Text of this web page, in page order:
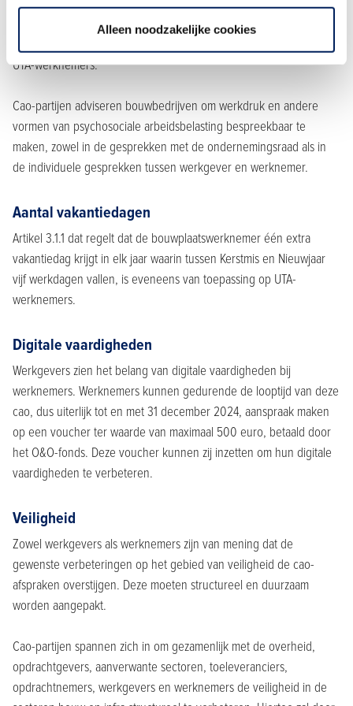
Alleen noodzakelijke cookies
UTA-werknemers.
Cao-partijen adviseren bouwbedrijven om werkdruk en andere
vormen van psychosociale arbeidsbelasting bespreekbaar te
maken, zowel in de gesprekken met de ondernemingsraad als in
de individuele gesprekken tussen werkgever en werknemer.
Aantal vakantiedagen
Artikel 3.1.1 dat regelt dat de bouwplaatswerknemer één extra
vakantiedag krijgt in elk jaar waarin tussen Kerstmis en Nieuwjaar
vijf werkdagen vallen, is eveneens van toepassing op UTA-
werknemers.
Digitale vaardigheden
Werkgevers zien het belang van digitale vaardigheden bij
werknemers. Werknemers kunnen gedurende de looptijd van deze
cao, dus uiterlijk tot en met 31 december 2024, aanspraak maken
op een voucher ter waarde van maximaal 500 euro, betaald door
het O&O-fonds. Deze voucher kunnen zij inzetten om hun digitale
vaardigheden te verbeteren.
Veiligheid
Zowel werkgevers als werknemers zijn van mening dat de
gewenste verbeteringen op het gebied van veiligheid de cao-
afspraken overstijgen. Deze moeten structureel en duurzaam
worden aangepakt.
Cao-partijen spannen zich in om gezamenlijk met de overheid,
opdrachtgevers, aanverwante sectoren, toeleveranciers,
opdrachtnemers, werkgevers en werknemers de veiligheid in de